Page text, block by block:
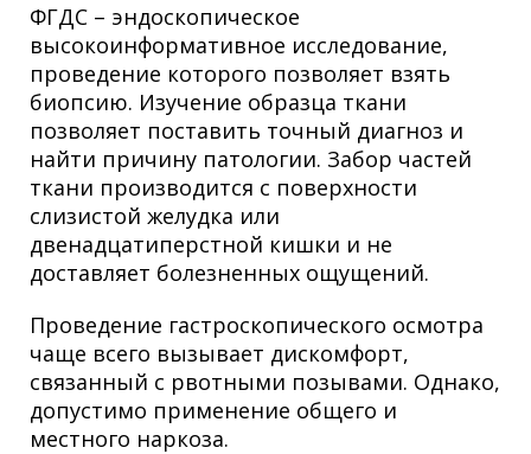
ФГДС – эндоскопическое
высокоинформативное исследование,
проведение которого позволяет взять
биопсию. Изучение образца ткани
позволяет поставить точный диагноз и
найти причину патологии. Забор частей
ткани производится с поверхности
слизистой желудка или
двенадцатиперстной кишки и не
доставляет болезненных ощущений.
Проведение гастроскопического осмотра
чаще всего вызывает дискомфорт,
связанный с рвотными позывами. Однако,
допустимо применение общего и
местного наркоза.